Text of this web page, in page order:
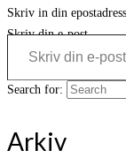
Skriv in din
Skriv din e-post …
Search for:
Arkiv